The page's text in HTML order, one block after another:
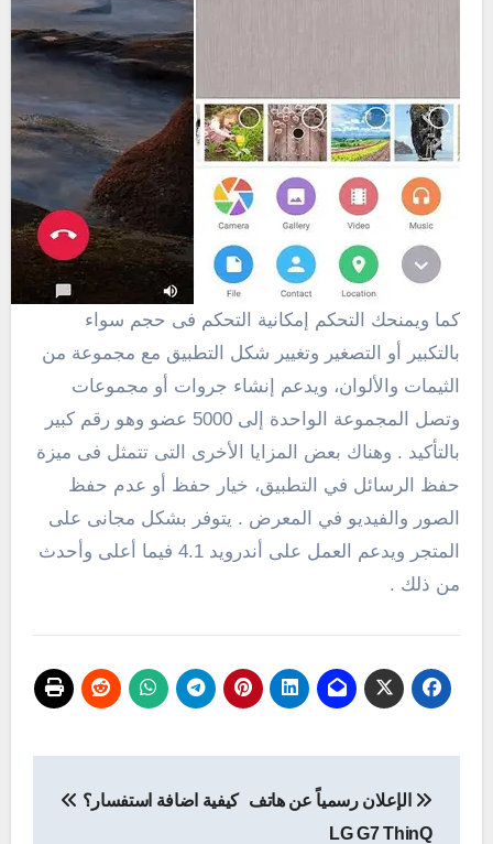
كما ويمنحك التحكم إمكانية التحكم فى حجم سواء
بالتكبير أو التصغير وتغيير شكل التطبيق مع مجموعة من
الثيمات والألوان، ويدعم إنشاء جروات أو مجموعات
وتصل المجموعة الواحدة إلى 5000 عضو وهو رقم كبير
بالتأكيد . وهناك بعض المزايا الأخرى التى تتمثل فى ميزة
حفظ الرسائل في التطبيق، خيار حفظ أو عدم حفظ
الصور والفيديو في المعرض . يتوفر بشكل مجانى على
المتجر ويدعم العمل على أندرويد 4.1 فيما أعلى وأحدث
من ذلك .
المقالات
الإعلان رسمياً عن هاتف
LG G7 ThinQ
كيفية اضافة استفسار؟